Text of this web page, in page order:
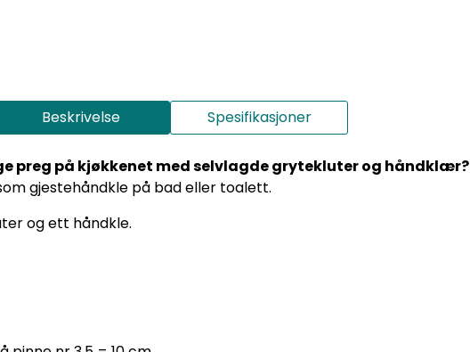
Beskrivelse Spesifikasjoner
preg på kjøkkenet med selvlagde grytekluter og håndklær?
gjestehåndkle på bad eller toalett.
og ett håndkle.